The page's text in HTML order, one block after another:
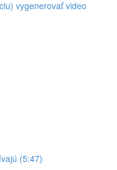
vygenerovať video
(5:47)